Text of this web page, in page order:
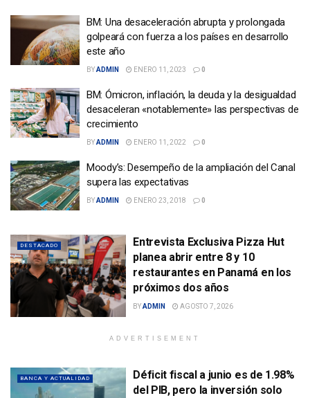
BM: Una desaceleración abrupta y prolongada
golpeará con fuerza a los países en desarrollo
este año
BYADMIN ENERO 11, 2023 0
BM: Ómicron, inflación, la deuda y la desigualdad
desaceleran «notablemente» las perspectivas de
crecimiento
BYADMIN ENERO 11, 2022 0
Moody’s: Desempeño de la ampliación del Canal
supera las expectativas
BYADMIN ENERO 23, 2018 0
DESTACADO
Entrevista Exclusiva Pizza Hut
planea abrir entre 8 y 10
restaurantes en Panamá en los
próximos dos años
BYADMIN AGOSTO 7, 2026
ADVERTISEMENT
BANCA Y ACTUALIDAD
Déficit fiscal a junio es de 1.98%
del PIB, pero la inversión solo